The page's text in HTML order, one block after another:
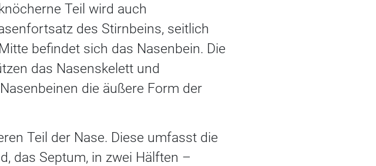
Teil wird auch
des Stirnbeins, seitlich
befindet sich das Nasenbein. Die
das Nasenskelett und
die äußere Form der
Teil der Nase. Diese umfasst die
das Septum, in zwei Hälften –